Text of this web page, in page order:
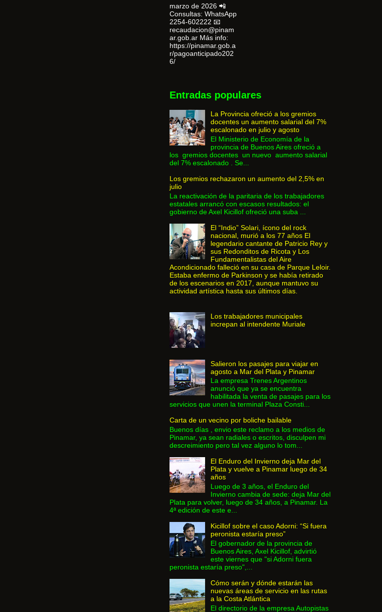
marzo de 2026 📲
Consultas: WhatsApp
2254-602222 📧
recaudacion@pinam
ar.gob.ar Más info:
https://pinamar.gob.a
r/pagoanticipado202
6/
Entradas populares
La Provincia ofreció a los gremios
docentes un aumento salarial del 7%
escalonado en julio y agosto
El Ministerio de Economía de la
provincia de Buenos Aires ofreció a
los gremios docentes un nuevo aumento salarial
del 7% escalonado . Se...
Los gremios rechazaron un aumento del 2,5% en
julio
La reactivación de la paritaria de los trabajadores
estatales arrancó con escasos resultados: el
gobierno de Axel Kicillof ofreció una suba ...
El “Indio” Solari, ícono del rock
nacional, murió a los 77 años El
legendario cantante de Patricio Rey y
sus Redonditos de Ricota y Los
Fundamentalistas del Aire
Acondicionado falleció en su casa de Parque Leloir.
Estaba enfermo de Parkinson y se había retirado
de los escenarios en 2017, aunque mantuvo su
actividad artística hasta sus últimos días.
Los trabajadores municipales
increpan al intendente Muriale
Salieron los pasajes para viajar en
agosto a Mar del Plata y Pinamar
La empresa Trenes Argentinos
anunció que ya se encuentra
habilitada la venta de pasajes para los
servicios que unen la terminal Plaza Consti...
Carta de un vecino por boliche bailable
Buenos días , envio este reclamo a los medios de
Pinamar, ya sean radiales o escritos, disculpen mi
descreimiento pero tal vez alguno lo tom...
El Enduro del Invierno deja Mar del
Plata y vuelve a Pinamar luego de 34
años
Luego de 3 años, el Enduro del
Invierno cambia de sede: deja Mar del
Plata para volver, luego de 34 años, a Pinamar. La
4ª edición de este e...
Kicillof sobre el caso Adorni: “Si fuera
peronista estaría preso”
El gobernador de la provincia de
Buenos Aires, Axel Kicillof, advirtió
este viernes que "si Adorni fuera
peronista estaría preso",...
Cómo serán y dónde estarán las
nuevas áreas de servicio en las rutas
a la Costa Atlántica
El directorio de la empresa Autopistas